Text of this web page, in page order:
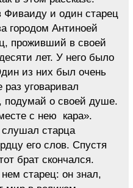
и один старец
городом Антиноей
проживший в своей
лет. У него было
из них был очень
уговаривал
подумай о своей душе.
с нею кара».
слушал старца
его слов. Спустя
брат скончался.
старец: он знал,